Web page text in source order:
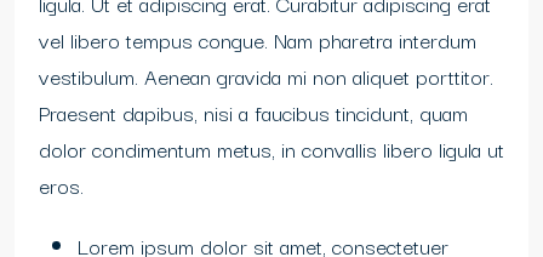
vel libero tempus congue. Nam pharetra interdum
vestibulum. Aenean gravida mi non aliquet porttitor.
Praesent dapibus, nisi a faucibus tincidunt, quam
dolor condimentum metus, in convallis libero ligula ut
eros.
Lorem ipsum dolor sit amet, consectetuer